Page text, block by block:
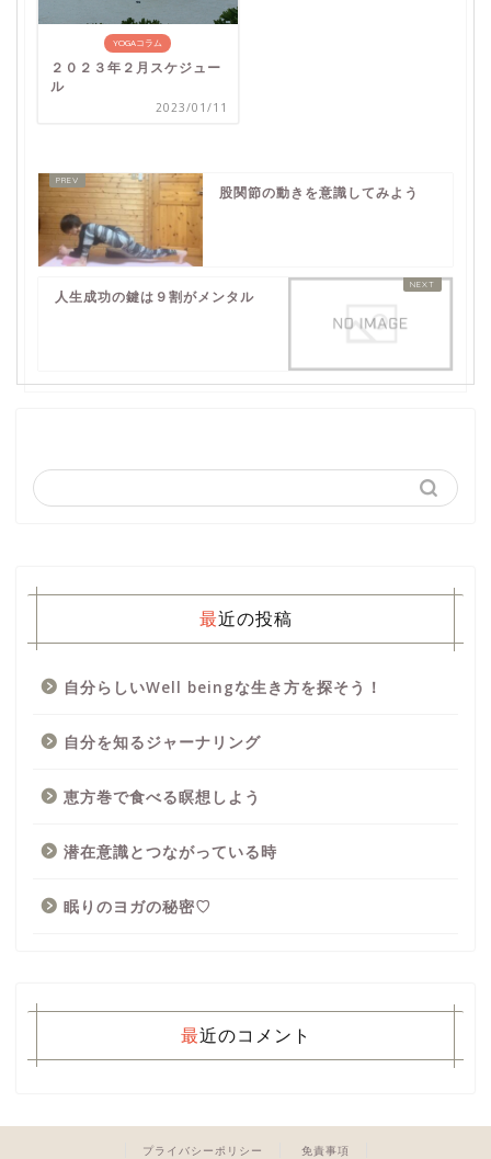
YOGAコラム
２０２３年２月スケジュー
ル
2023/01/11
股関節の動きを意識してみよう
人生成功の鍵は９割がメンタル
最近の投稿
自分らしいWell beingな生き方を探そう！
自分を知るジャーナリング
恵方巻で食べる瞑想しよう
潜在意識とつながっている時
眠りのヨガの秘密♡
最近のコメント
プライバシーポリシー 免責事項